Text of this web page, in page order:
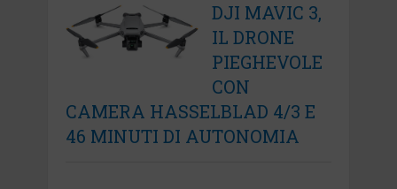
DJI MAVIC 3,
IL DRONE
PIEGHEVOLE
CON
CAMERA HASSELBLAD 4/3 E
46 MINUTI DI AUTONOMIA